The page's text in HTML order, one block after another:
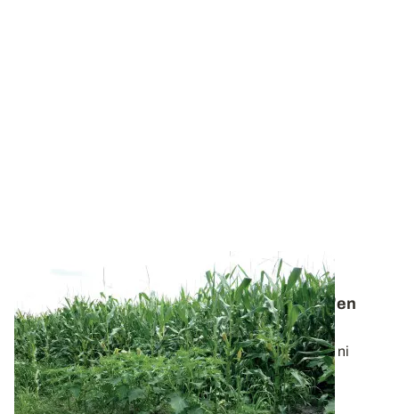
Daturas en fleur dans le maïs : comment s'en
débarrasser au plus vite ?
Il n’est plus possible d’intervenir ni mécaniquement ni
chimiquement sur la flore...
24 JUILL. 2025